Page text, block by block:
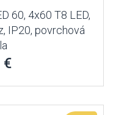
60, 4x60 T8 LED,
IP20, povrchová
€